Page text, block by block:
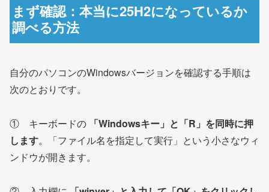
まず確認：本当に25H2になっているか
調べる方法
自分のパソコンのWindowsバージョンを確認する手順は
次のとおりです。
① キーボードの 「Windowsキー」と「R」を同時に押
します。「ファイル名を指定して実行」という小さなウィ
ンドウが開きます。